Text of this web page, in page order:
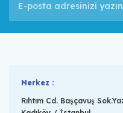
Merkez :
Rıhtım Cd. Başçavuş